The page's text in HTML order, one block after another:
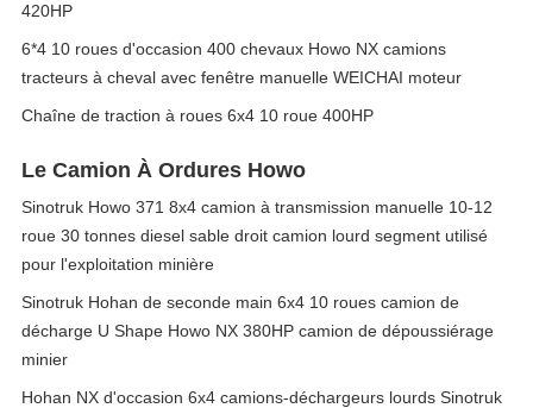
420HP
6*4 10 roues d'occasion 400 chevaux Howo NX camions
tracteurs à cheval avec fenêtre manuelle WEICHAI moteur
Chaîne de traction à roues 6x4 10 roue 400HP
Le Camion À Ordures Howo
Sinotruk Howo 371 8x4 camion à transmission manuelle 10-12
roue 30 tonnes diesel sable droit camion lourd segment utilisé
pour l'exploitation minière
Sinotruk Hohan de seconde main 6x4 10 roues camion de
décharge U Shape Howo NX 380HP camion de dépoussiérage
minier
Hohan NX d'occasion 6x4 camions-déchargeurs lourds Sinotruk